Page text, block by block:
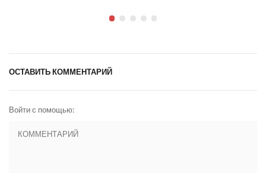
ОСТАВИТЬ КОММЕНТАРИЙ
Войти с помощью: